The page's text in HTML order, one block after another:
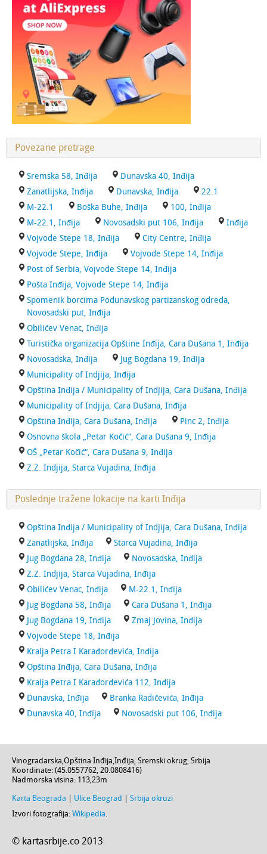
Povezane pretrage
Sremska 58, Inđija
Dunavska 40, Inđija
Zanatlijska, Inđija
Dunavska, Inđija
22.1
M-22.1
Boška Buhe, Inđija
100, Inđija
M-22.1, Inđija
Novosadski put 106, Inđija
Inđija
Vojvode Stepe 18, Inđija
City Centre, Inđija
Vojvode Stepe, Inđija
Vojvode Stepe 14, Inđija
Post of Serbia, Vojvode Stepe 14, Inđija
Pošta Inđija, Vojvode Stepe 14, Inđija
Spomenik borcima Podunavskog partizanskog odreda,
Novosadski put, Inđija
Obilićev Venac, Inđija
Turistička organizacija Opštine Inđija, Cara Dušana 1, Inđija
Novosadska, Inđija
Jug Bogdana 19, Inđija
Municipality of Indjija, Inđija
Opština Inđija / Municipality of Indjija, Cara Dušana, Inđija
Municipality of Indjija, Cara Dušana, Inđija
Opština Inđija, Cara Dušana, Inđija
Pinc 2, Inđija
Osnovna škola „Petar Kočić“, Cara Dušana 9, Inđija
OŠ „Petar Kočić“, Cara Dušana 9, Inđija
Z.Z. Indjija, Starca Vujadina, Inđija
Poslednje tražene lokacije na karti Inđija
Opština Inđija / Municipality of Indjija, Cara Dušana, Inđija
Zanatlijska, Inđija
Starca Vujadina, Inđija
Jug Bogdana 28, Inđija
Novosadska, Inđija
Z.Z. Indjija, Starca Vujadina, Inđija
Obilićev Venac, Inđija
M-22.1, Inđija
Jug Bogdana 58, Inđija
Cara Dušana 1, Inđija
Jug Bogdana 19, Inđija
Zmaj Jovina, Inđija
Vojvode Stepe 18, Inđija
Kralja Petra I Karađorđevića, Inđija
Opština Inđija, Cara Dušana, Inđija
Kralja Petra I Karađorđevića 112, Inđija
Dunavska, Inđija
Branka Radičevića, Inđija
Dunavska 40, Inđija
Novosadski put 106, Inđija
Vinogradarska,Opština Inđija,Inđija, Sremski okrug, Srbija
Koordinate: (45.0557762, 20.0808416)
Nadmorska visina: 113,23m
Karta Beograda Ulice Beograd
Srbija okruzi
Izvori fotografija: Wikipedia.
© kartasrbije.co 2013